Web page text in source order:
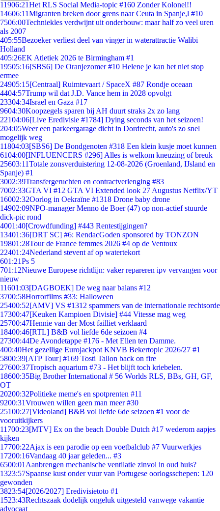
11906:21Het RLS Social Media-topic #160 Zonder Kolonel!!
14606:11Migranten breken door grens naar Ceuta in Spanje,l #10
7506:00Techniekles verdwijnt uit onderbouw: maar half zo veel uren
als 2007
405:55Bezoeker verliest deel van vinger in waterattractie Walibi
Holland
405:26EK Atletiek 2026 te Birmingham #1
19505:16[SBS6] De Oranjezomer #10 Helene je kan het niet stop
ermee
24905:15[Centraal] Ruimtevaart / SpaceX #87 Rondje oceaan
4404:57Trump wil dat J.D. Vance hem in 2028 opvolgt
23304:34Israel en Gaza #17
9604:30Koopzegels sparen bij AH duurt straks 2x zo lang
22104:06[Live Eredivisie #1784] Dying seconds van het seizoen!
204:05Weer een parkeergarage dicht in Dordrecht, auto's zo snel
mogelijk weg
11804:03[SBS6] De Bondgenoten #318 Een klein kusje moet kunnen
6104:00[INFLUENCERS #296] Alles is welkom kneuzing of breuk
25603:11Totale zonsverduistering 12-08-2026 (Groenland, IJsland en
Spanje) #1
3002:39Transfergeruchten en contractverlenging #83
7002:33GTA VI #12 GTA VI Extended look 27 Augustus Netflix/YT
16002:32Oorlog in Oekraïne #1318 Drone baby drone
14902:09NPO-manager Menno de Boer (47) op non-actief stuurde
dick-pic rond
4001:40[Crowdfunding] #443 Rentestijgingen?
13401:36[DRT SC] #6: RendacGoden sponsored by TONZON
19801:28Tour de France femmes 2026 #4 op de Ventoux
22401:24Nederland stevent af op watertekort
601:21Ps 5
701:12Nieuwe Europese richtlijn: vaker repareren ipv vervangen voor
nieuw
11601:03[DAGBOEK] De weg naar balans #12
3700:58Horrorfilms #33: Halloween
25400:52[AMV] VS #1312 spammers van de internationale rechtsorde
17300:47[Keuken Kampioen Divisie] #44 Vitesse mag weg
25700:47Hennie van der Most failliet verklaard
18400:46[RTL] B&B vol liefde 6de seizoen #4
27300:44De Avondetappe #176 - Met Ellen ten Damme.
400:40Het gezellige Eurojackpot KNVB Bekertopic 2026/27 #1
5800:39[ATP Tour] #169 Tosti Tallon back on fire
27600:37Tropisch aquarium #73 - Het blijft toch kriebelen.
18600:35Big Brother International # 56 Worlds RLS, BBs, GH, GF,
OT
20200:32Politieke meme's en spotprenten #11
9200:31Vrouwen willen geen man meer #30
25100:27[Videoland] B&B vol liefde 6de seizoen #1 voor de
vooruitkijkers
11700:23[MTV] Ex on the beach Double Dutch #17 wederom aapjes
kijken
17700:22Ajax is een parodie op een voetbalclub #7 Vuurwerkjes
17200:16Vandaag 40 jaar geleden... #3
6500:01 Aanbrengen mechanische ventilatie zinvol in oud huis?
1323:57Spaanse kust onder vuur van Portugese oorlogsschepen: 120
gewonden
3823:54[2026/2027] Eredivisietoto #1
1523:43Rechtszaak dodelijk ongeluk uitgesteld vanwege vakantie
advocaat